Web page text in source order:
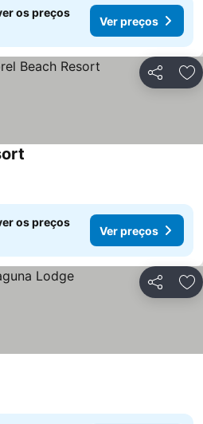
os preços
Ver preços
Partilhar
os preços
Ver preços
Partilhar